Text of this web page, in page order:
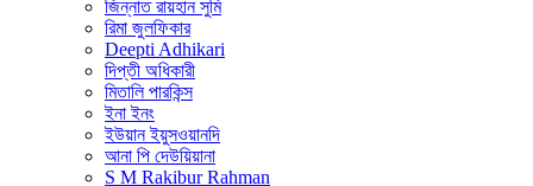
জিন্নাত রায়হান সুমি
রিমা জুলফিকার
Deepti Adhikari
দিপ্তী অধিকারী
মিতালি পারকিন্স
ইনা ইনং
ইউয়ান ইয়ুসওয়ানদি
আনা পি দেউয়িয়ানা
S M Rakibur Rahman